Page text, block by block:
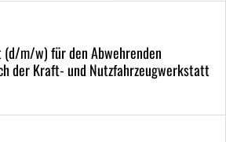
m/w) für den Abwehrenden
der Kraft- und Nutzfahrzeugwerkstatt